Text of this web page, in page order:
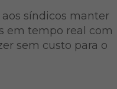
síndicos manter
em tempo real com
sem custo para o